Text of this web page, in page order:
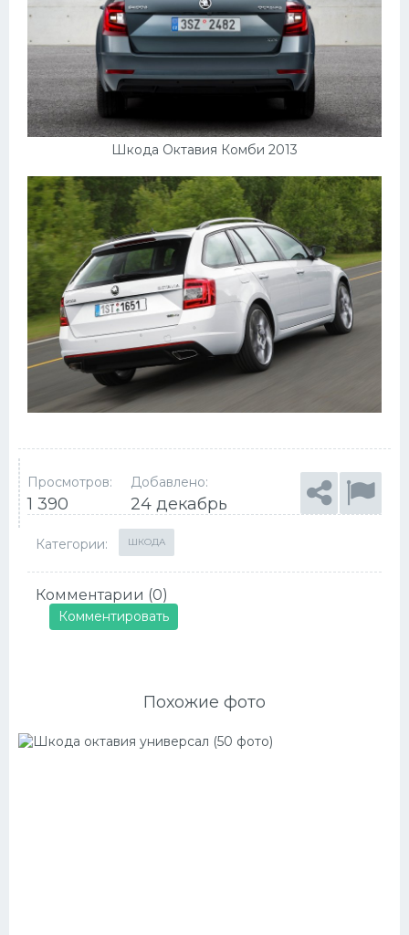
Шкода Октавия Комби 2013
Просмотров:
1 390
Добавлено:
24 декабрь
Категории: ШКОДА
Комментарии (0)
Комментировать
Похожие фото